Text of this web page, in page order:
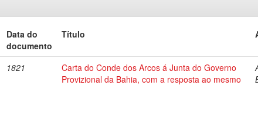
Data do
documento
Título
1821
Carta do Conde dos Arcos á Junta do Governo
Provizional da Bahia, com a resposta ao mesmo